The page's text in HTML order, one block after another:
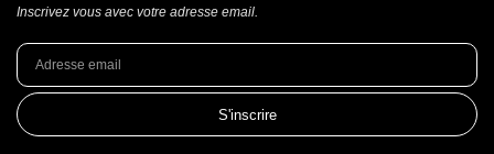
Inscrivez vous avec votre adresse email.
S'inscrire